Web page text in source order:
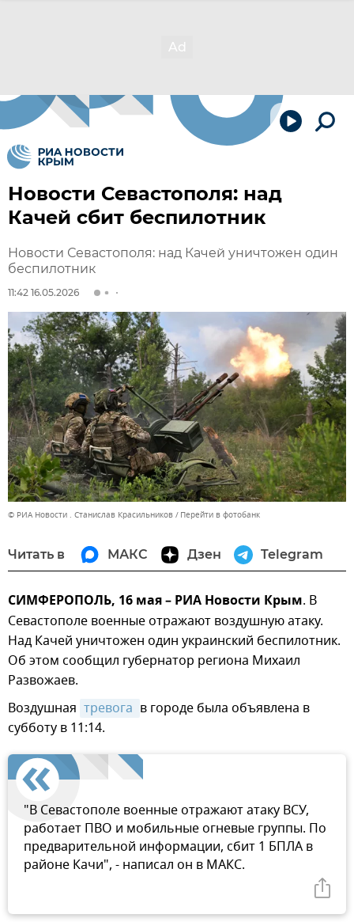
Новости Севастополя: над
Качей сбит беспилотник
Новости Севастополя: над Качей уничтожен один
беспилотник
11:42 16.05.2026
© РИА Новости . Станислав Красильников Перейти в фотобанк
Читать в МАКС Дзен Telegram
СИМФЕРОПОЛЬ, 16 мая – РИА Новости Крым. В
Севастополе военные отражают воздушную атаку.
Над Качей уничтожен один украинский беспилотник.
Об этом сообщил губернатор региона Михаил
Развожаев.
Воздушная тревога в городе была объявлена в
субботу в 11:14.
"В Севастополе военные отражают атаку ВСУ,
работает ПВО и мобильные огневые группы. По
предварительной информации, сбит 1 БПЛА в
районе Качи", - написал он в МАКС.